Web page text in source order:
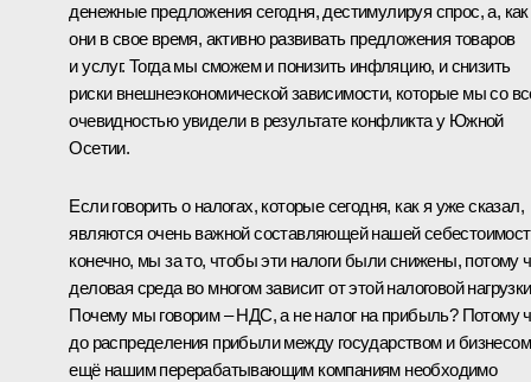
денежные предложения сегодня, дестимулируя спрос, а, как
они в свое время, активно развивать предложения товаров
и услуг. Тогда мы сможем и понизить инфляцию, и снизить
риски внешнеэкономической зависимости, которые мы со
очевидностью увидели в результате конфликта у Южной
Осетии.
Если говорить о налогах, которые сегодня, как я уже сказал,
являются очень важной составляющей нашей
конечно, мы за то, чтобы эти налоги были снижены, потому
деловая среда во многом зависит от этой налоговой
Почему мы говорим – НДС, а не налог на прибыль? Потому
до распределения прибыли между государством и бизнесом
ещё нашим перерабатывающим компаниям необходимо